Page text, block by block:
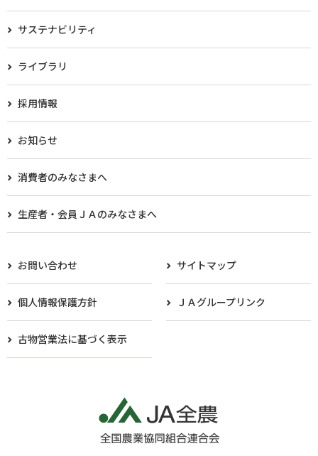
サステナビリティ
ライブラリ
採用情報
お知らせ
消費者のみなさまへ
生産者・会員ＪＡのみなさまへ​
お問い合わせ サイトマップ
個人情報保護方針 ＪＡグループリンク
古物営業法に基づく表示